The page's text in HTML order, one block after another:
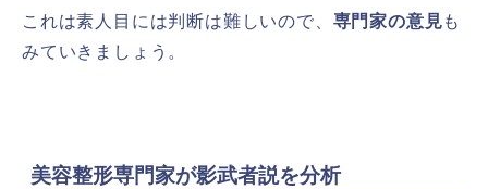
これは素人目には判断は難しいので、 専門家の意見も
みていきましょう。
美容整形専門家が影武者説を分析